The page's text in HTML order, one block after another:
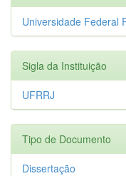
Universidade Federal
Sigla da Instituição
UFRRJ
Tipo de Documento
Dissertação